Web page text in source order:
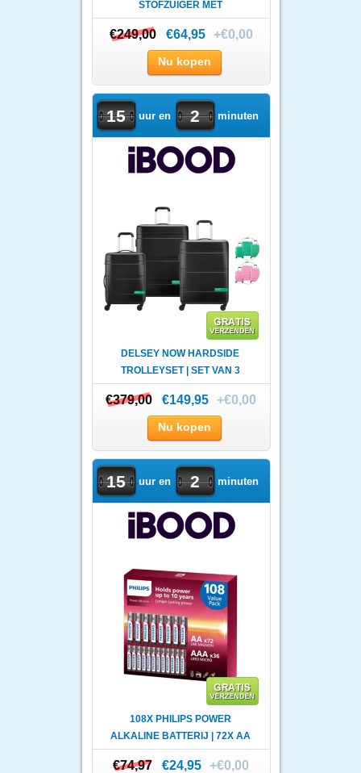
STOFZUIGER MET
BASISSTATION
€249,00
€249,00 €64,95 +€0,00
Nu kopen
15 uur en 2 minuten
DELSEY NOW HARDSIDE
TROLLEYSET | SET VAN 3
€379,00
€379,00 €149,95 +€0,00
Nu kopen
15 uur en 2 minuten
108X PHILIPS POWER
ALKALINE BATTERIJ | 72X AA
+ 36..
€74,97
€74,97 €24,95 +€0,00